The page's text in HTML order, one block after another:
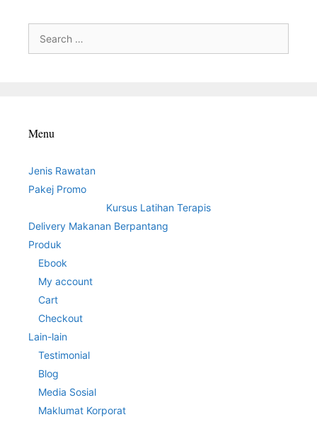
for:
Menu
Jenis Rawatan
Pakej Promo
Kursus Latihan Terapis
Delivery Makanan Berpantang
Produk
Ebook
My account
Cart
Checkout
Lain-lain
Testimonial
Blog
Media Sosial
Maklumat Korporat